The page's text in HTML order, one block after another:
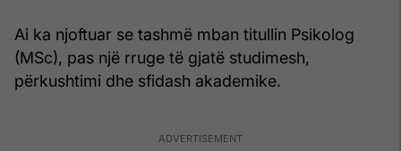
Ai ka njoftuar se tashmë mban titullin Psikolog
(MSc), pas një rruge të gjatë studimesh,
përkushtimi dhe sfidash akademike.